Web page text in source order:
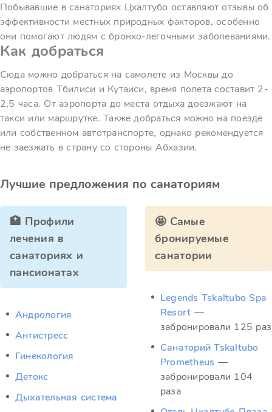
Побывавшие в санаториях Цхалтубо оставляют отзывы об
эффективности местных природных факторов, особенно
они помогают людям с бронхо-легочными заболеваниями.
Как добраться
Сюда можно добраться на самолете из Москвы до
аэропортов Тбилиси и Кутаиси, время полета составит 2-
2,5 часа. От аэропорта до места отдыха доезжают на
такси или маршрутке. Также добраться можно на поезде
или собственном автотранспорте, однако рекомендуется
не заезжать в страну со стороны Абхазии.
Лучшие предложения по санаториям
🏥 Профили
лечения в
санаториях и
пансионатах
Андрология
Антистресс
Гинекология
Детокс
Дыхательная система
🤩 Самые
бронируемые
санатории
Legends Tskaltubo Spa
Resort —
забронировали 125 раз
Санаторий Tskaltubo
Prometheus —
забронировали 104
раза